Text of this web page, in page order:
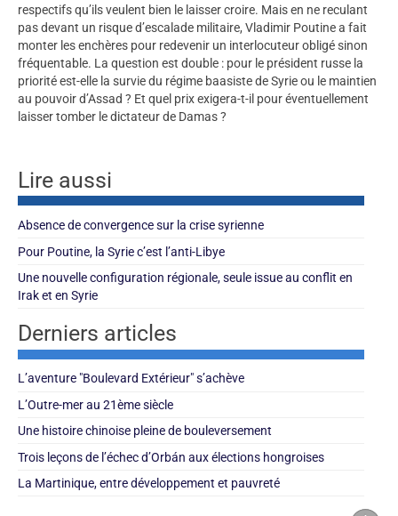
respectifs qu’ils veulent bien le laisser croire. Mais en ne reculant
pas devant un risque d’escalade militaire, Vladimir Poutine a fait
monter les enchères pour redevenir un interlocuteur obligé sinon
fréquentable. La question est double : pour le président russe la
priorité est-elle la survie du régime baasiste de Syrie ou le maintien
au pouvoir d’Assad ? Et quel prix exigera-t-il pour éventuellement
laisser tomber le dictateur de Damas ?
Lire aussi
Absence de convergence sur la crise syrienne
Pour Poutine, la Syrie c’est l’anti-Libye
Une nouvelle configuration régionale, seule issue au conflit en
Irak et en Syrie
Derniers articles
L’aventure "Boulevard Extérieur" s’achève
L’Outre-mer au 21ème siècle
Une histoire chinoise pleine de bouleversement
Trois leçons de l’échec d’Orbán aux élections hongroises
La Martinique, entre développement et pauvreté